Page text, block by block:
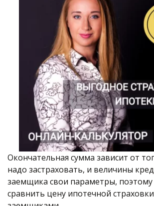
Окончательная сумма зависит от
надо застраховать, и величины
заемщика свои параметры, поэтому
сравнить цену ипотечной